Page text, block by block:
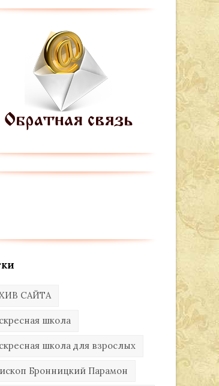
САЙТА
школа
школа для взрослых
Бронницкий Парамон